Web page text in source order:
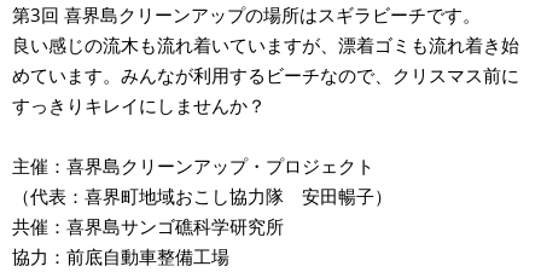
第3回 喜界島クリーンアップの場所はスギラビーチです。
良い感じの流木も流れ着いていますが、漂着ゴミも流れ着き始
めています。みんなが利用するビーチなので、クリスマス前に
すっきりキレイにしませんか？
主催：喜界島クリーンアップ・プロジェクト
（代表：喜界町地域おこし協力隊 安田暢子）
共催：喜界島サンゴ礁科学研究所
協力：前底自動車整備工場